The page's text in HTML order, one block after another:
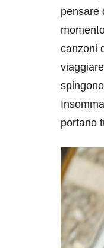
pensare
canzoni
portano